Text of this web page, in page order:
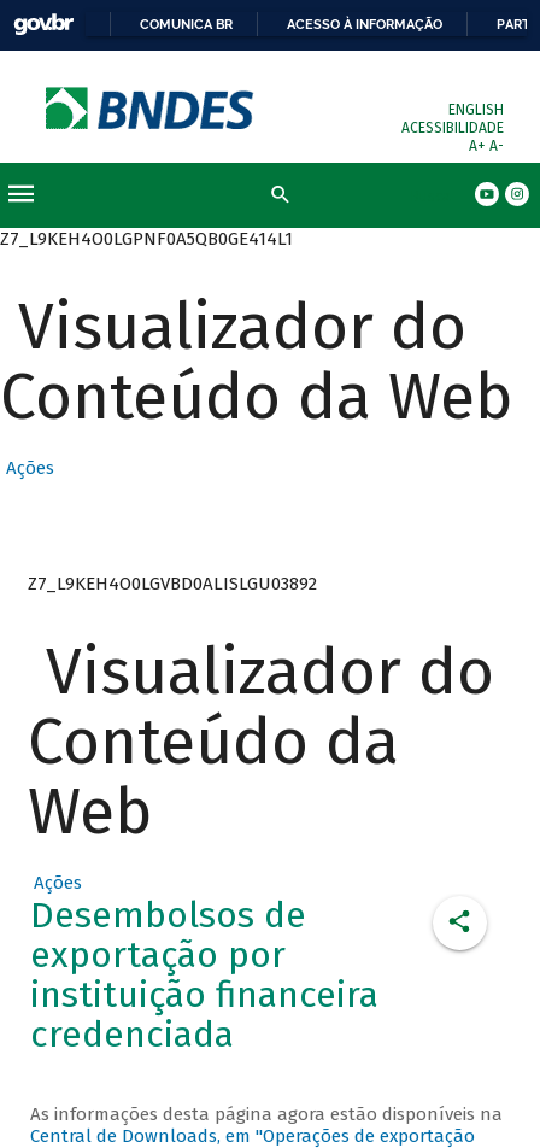
COMUNICA BR ACESSO À INFORMAÇÃO
ENGLISH
ACESSIBILIDADE
A+ A-
Z7_L9KEH4O0LGPNF0A5QB0GE414L1
Visualizador do
Conteúdo da Web
Ações
Z7_L9KEH4O0LGVBD0ALISLGU03892
Visualizador do
Conteúdo da
Web
Ações
Desembolsos de
exportação por
instituição financeira
credenciada
As informações desta página agora estão disponíveis na
Central de Downloads, em "Operações de exportação